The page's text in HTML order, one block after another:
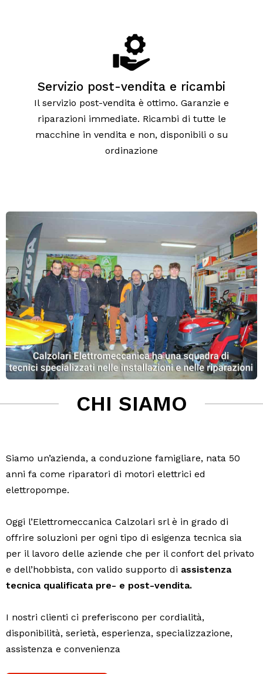
Servizio post-vendita e ricambi
Il servizio post-vendita è ottimo. Garanzie e
riparazioni immediate. Ricambi di tutte le
macchine in vendita e non, disponibili o su
ordinazione
CHI SIAMO
Siamo un’azienda, a conduzione famigliare, nata 50
anni fa come riparatori di motori elettrici ed
elettropompe.
Oggi l’Elettromeccanica Calzolari srl è in grado di
offrire soluzioni per ogni tipo di esigenza tecnica sia
per il lavoro delle aziende che per il confort del privato
e dell’hobbista, con valido supporto di assistenza
tecnica qualificata pre- e post-vendita.
I nostri clienti ci preferiscono per cordialità,
disponibilità, serietà, esperienza, specializzazione,
assistenza e convenienza